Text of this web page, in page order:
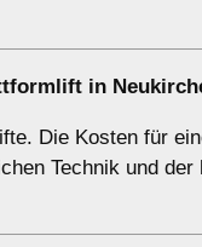
in
Die Kosten für
Technik und